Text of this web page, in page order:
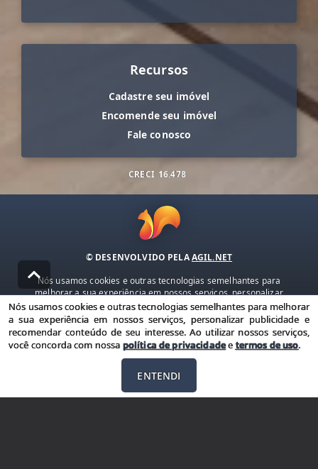
Recursos
Cadastre seu imóvel
Encomende seu imóvel
Fale conosco
CRECI 16.478
© DESENVOLVIDO PELAAGIL.NET
Nós usamos cookies e outras tecnologias semelhantes para
melhorar a sua experiência em nossos serviços, personalizar
publicidade e recomendar conteúdo de seu interesse. Ao utilizar
nossos serviços, você concorda com nossa política de privacidade e
termos de uso.
Política de Privacidade Termos de uso
Nós usamos cookies e outras tecnologias semelhantes para melhorar
a sua experiência em nossos serviços, personalizar publicidade e
recomendar conteúdo de seu interesse. Ao utilizar nossos serviços,
você concorda com nossa política de privacidadeetermos de uso.
ENTENDI